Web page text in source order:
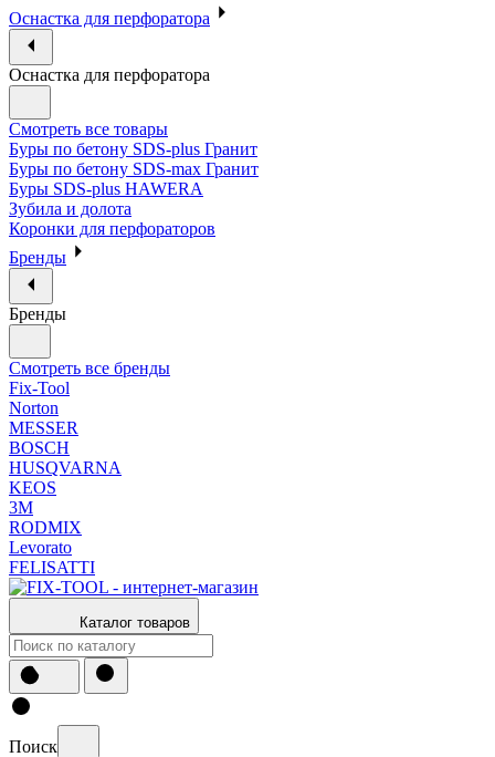
Оснастка для перфоратора
Оснастка для перфоратора
Смотреть все товары
Буры по бетону SDS-plus Гранит
Буры по бетону SDS-max Гранит
Буры SDS-plus HAWERA
Зубила и долота
Коронки для перфораторов
Бренды
Бренды
Смотреть все бренды
Fix-Tool
Norton
MESSER
BOSCH
HUSQVARNA
KEOS
3М
RODMIX
Levorato
FELISATTI
Каталог товаров
Поиск